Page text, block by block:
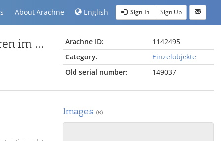
About Arachne English Sign In Sign Up
würfelförmiges Kapitell mit der Darstellung von Tieren im Rankenwerk Arachne ID:
1142495
Category:
Einzelobjekte
Old serial number:
149037
Images (5)